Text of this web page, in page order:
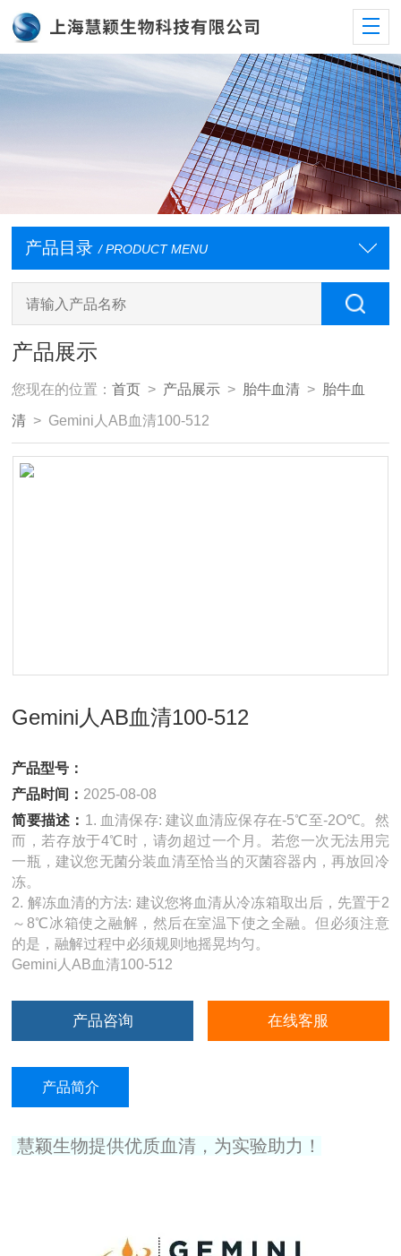
产品目录 / PRODUCT MENU
产品展示
您现在的位置：首页 > 产品展示 > 胎牛血清 > 胎牛血
清 > Gemini人AB血清100-512
Gemini人AB血清100-512
产品型号：
产品时间： 2025-08-08
简要描述： 1. 血清保存: 建议血清应保存在-5℃至-2O℃。然
而，若存放于4℃时，请勿超过一个月。若您一次无法用完
一瓶，建议您无菌分装血清至恰当的灭菌容器内，再放回冷
冻。
2. 解冻血清的方法: 建议您将血清从冷冻箱取出后，先置于2
～8℃冰箱使之融解，然后在室温下使之全融。但必须注意
的是，融解过程中必须规则地摇晃均匀。
Gemini人AB血清100-512
产品咨询 在线客服
产品简介
慧颖生物提供优质血清，为实验助力！